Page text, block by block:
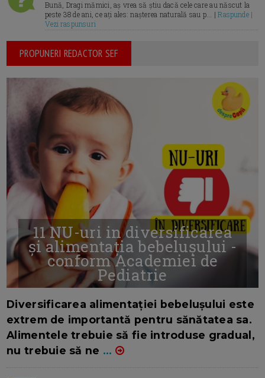
Bună, Dragi mămici, aș vrea să știu dacă cele care au născut la
peste 38 de ani, ce ați ales: nașterea naturală sau p... |Raspunde |
Vezi raspunsuri
PROPUNERI REDACTOR SEF
11 NU-uri in diversificarea
și alimentația bebelușului -
conform Academiei de
Pediatrie
Diversificarea alimentației bebelușului este
extrem de importantă pentru sănătatea sa.
Alimentele trebuie să fie introduse gradual,
nu trebuie să ne ...